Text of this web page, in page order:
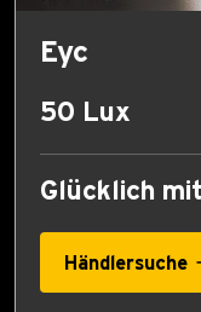
Eyc
50 Lux
Glücklich
Händlersuche